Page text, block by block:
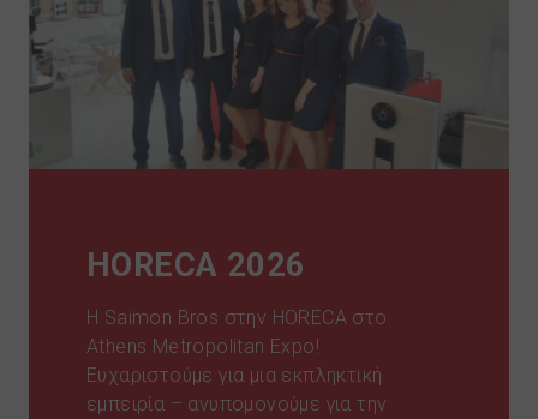
HORECA 2026
Η Saimon Bros στην HORECA στο
Athens Metropolitan Expo!
Ευχαριστούμε για μια εκπληκτική
εμπειρία – ανυπομονούμε για την